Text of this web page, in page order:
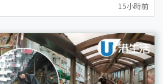
15小時前